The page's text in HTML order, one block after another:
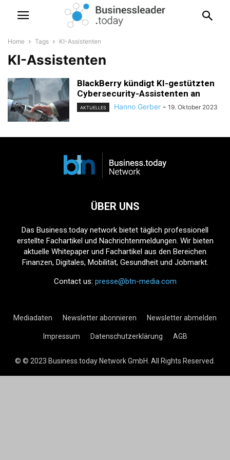
Home Tags KI-Assistenten
KI-Assistenten
BlackBerry kündigt KI-gestützten
Cybersecurity-Assistenten an
AKTUELLES Hanno Gerber - 19. Oktober 2023
ÜBER UNS
Das Business.today network bietet täglich professionell
erstellte Fachartikel und Nachrichtenmeldungen. Wir bieten
aktuelle Whitepaper und Fachartikel aus den Bereichen
Finanzen, Digitales, Mobilität, Gesundheit und Jobmarkt.
Contact us: presse@btn-media.com
Mediadaten Newsletter abonnieren Newsletter abmelden
Impressum Datenschutzerklärung AGB
© © 2023 Business.today Network GmbH. All Rights Reserved.